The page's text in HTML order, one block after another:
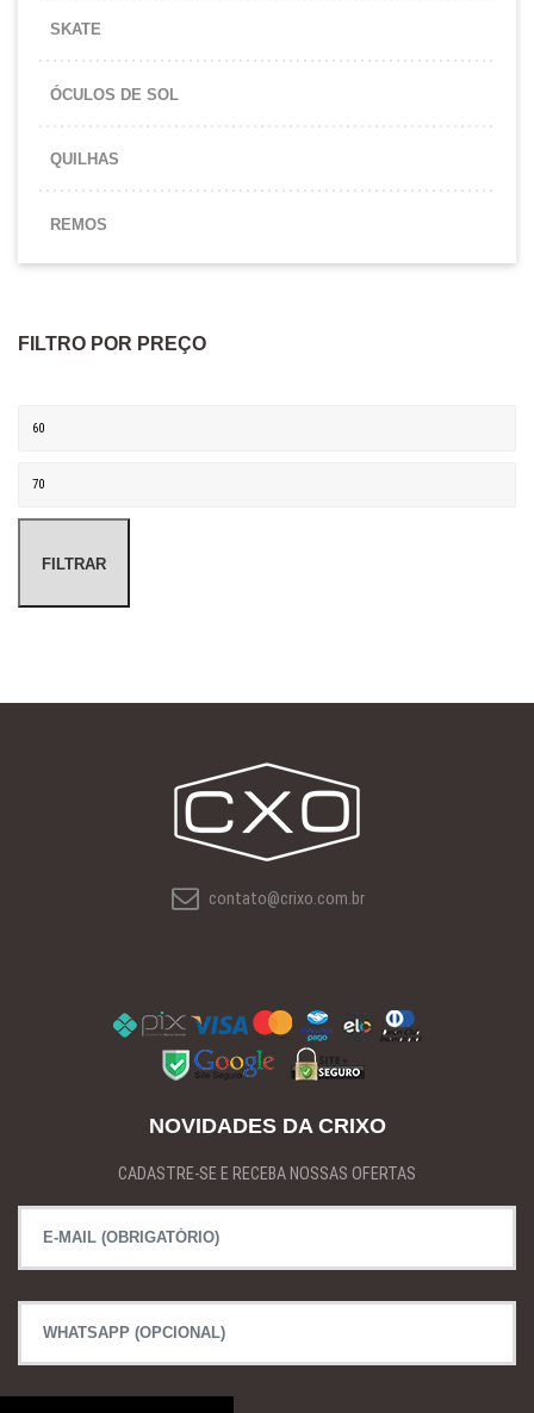
SKATE
ÓCULOS DE SOL
QUILHAS
REMOS
FILTRO POR PREÇO
Preço máximo
FILTRAR
contato@crixo.com.br
NOVIDADES DA CRIXO
CADASTRE-SE E RECEBA NOSSAS OFERTAS